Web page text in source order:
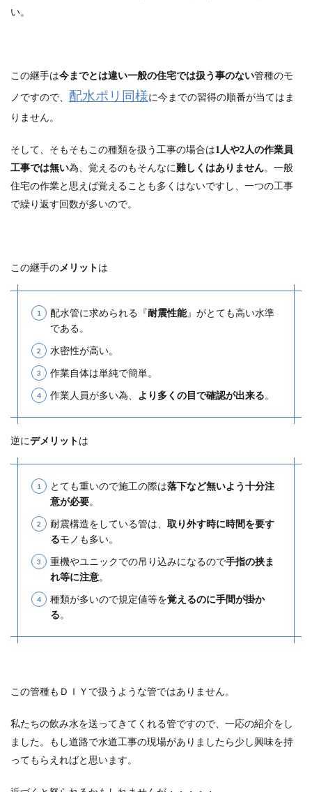
い。
この継手は今までとは違い一般の住宅では扱う事のない管種のモ
ノですので、 配水ポリ同様に今までの習得の順番が当てはま
りません。
そして、そもそもこの種類を扱う工事の場合は1人や2人の作業員
工事では無い為、覚えるのもそんなに難しくはありません。一般
住宅の作業と思えば覚えることも多くはないですし、一つの工事
で繰り返す回数が多いので。
この継手のメリット は
配水管に求められる『 耐震性能』がとても高い水準
である。
水密性が高い。
作業自体は単純で簡単。
作業人員が多い為、 より多くの目で確認が出来る。
逆にデメリット は
とても重いので施工の際は落下など無いよう十分注
意が必要。
耐震構造をしている管は、 取り外す時に時間を要す
るモノも多い。
重機やユニックでの吊り込みになるので手指の挟ま
れ等に注意。
種類が多いので規定値等を覚えるのに手間が掛か
る。
この管種もＤＩＹで扱うような管ではありません。
私たちの飲み水を送ってきてくれる管ですので、一応の紹介をし
ました。もし道路で水道工事の現場がありましたら 少し興味を持
ってもらえればと思います。